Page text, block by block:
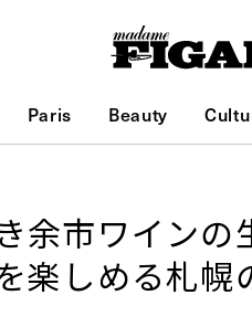
Paris Beauty
余市ワインの
楽しめる札幌